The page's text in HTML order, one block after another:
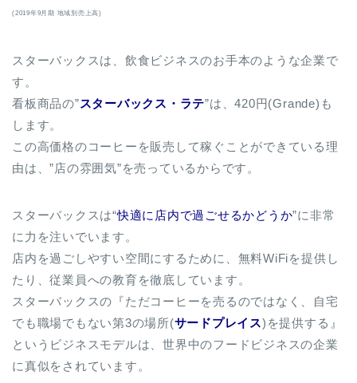
(2019年9月期 地域別売上高)
スターバックスは、飲食ビジネスのお手本のような企業で
す。
看板商品の”スターバックス・ラテ”は、420円(Grande)も
します。
この高価格のコーヒーを販売して稼ぐことができている理
由は、”店の雰囲気”を売っているからです。
スターバックスは“快適に店内で過ごせるかどうか”に非常
に力を注いでいます。
店内を過ごしやすい空間にするために、無料WiFiを提供し
たり、従業員への教育を徹底しています。
スターバックスの『ただコーヒーを売るのではなく、自宅
でも職場でもない第3の場所(サードプレイス)を提供する』
というビジネスモデルは、世界中のフードビジネスの企業
に真似をされています。